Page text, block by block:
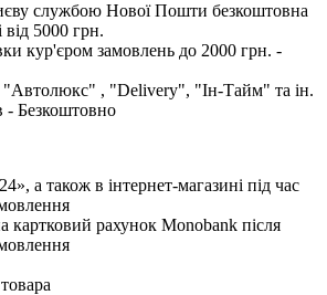
службою Нової Пошти безкоштовна
5000 грн.
кур'єром замовлень до 2000 грн. -
, "Delivery", "Iн-Тайм" та ін.
- Безкоштовно
а також в інтернет-магазині під час
картковий рахунок Monobank після